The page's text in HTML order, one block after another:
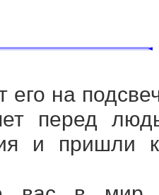
его на
перед
и пришли к